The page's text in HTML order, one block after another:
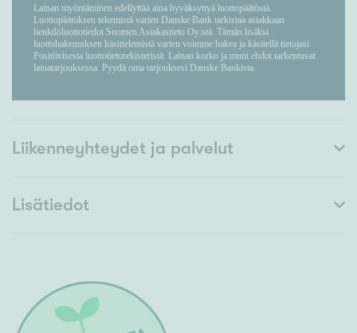
Liikenneyhteydet ja palvelut
Lisätiedot